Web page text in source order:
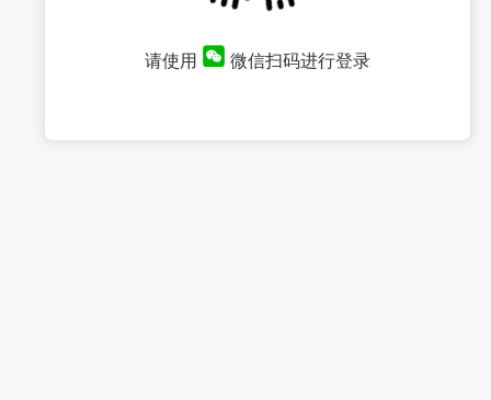
请使用 微信扫码进行登录